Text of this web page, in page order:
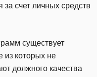
за счет личных средств
существует
из которых не
должного качества